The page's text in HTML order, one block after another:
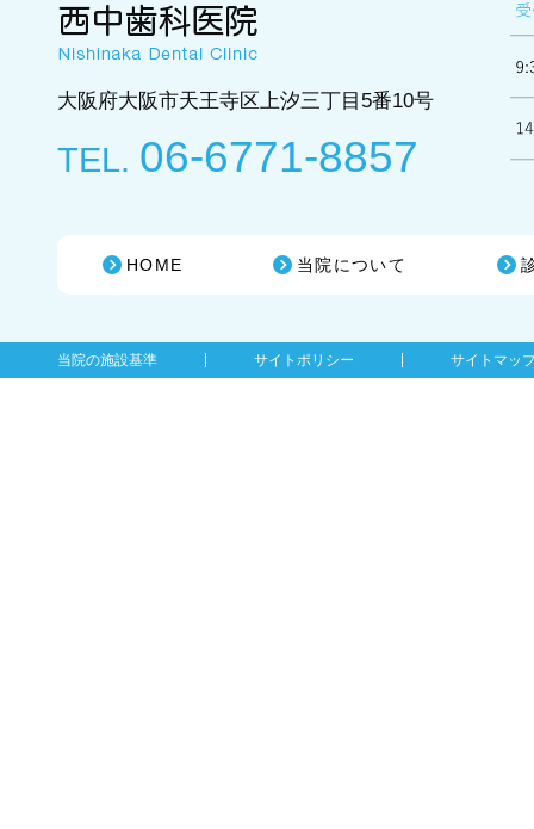
大阪府大阪市天王寺区上汐三丁目5番10号
TEL. 06-6771-8857
HOME 当院について
当院の施設基準 サイトポリシー サイトマッ